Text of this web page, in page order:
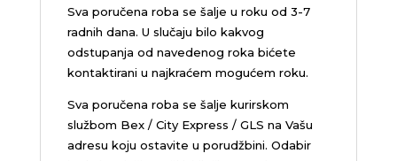
Sva poručena roba se šalje u roku od 3-7
radnih dana. U slučaju bilo kakvog
odstupanja od navedenog roka bićete
kontaktirani u najkraćem mogućem roku.
Sva poručena roba se šalje kurirskom
službom Bex / City Express / GLS na Vašu
adresu koju ostavite u porudžbini. Odabir